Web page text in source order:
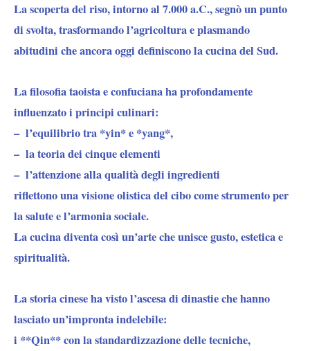
La scoperta del riso, intorno al 7.000 a.C.,segnò un punto
di svolta, trasformando l’agricoltura e plasmando
abitudini che ancora oggi definiscono la cucina del Sud.
La filosofia taoista e confucianaha profondamente
influenzato i principi culinari:
– l’equilibrio tra *yin* e *yang*,
– la teoria dei cinque elementi
– l’attenzione allaqualità degli ingredienti
riflettono una visione olistica del cibo come strumento per
la salute e l’armonia sociale.
La cucina diventa così un’arte che unisce gusto, estetica e
spiritualità.
La storia cineseha visto l’ascesa di dinastie che hanno
lasciato un’impronta indelebile:
i **Qin**con la standardizzazione delle tecniche,